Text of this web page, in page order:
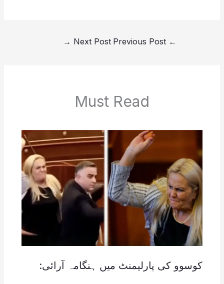
←
Next Post
→
Must Read
کوسوو کی پارلیمنٹ میں ہنگامہ آرائی: